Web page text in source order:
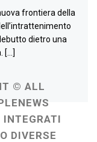
frontiera della
dietro una
[…]
© ALL
DIVERSE